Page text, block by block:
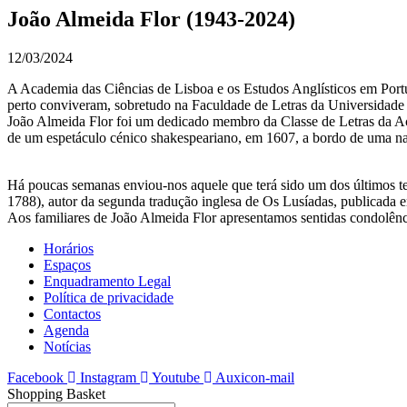
João Almeida Flor (1943-2024)
12/03/2024
A Academia das Ciências de Lisboa e os Estudos Anglísticos em
perto conviveram, sobretudo na Faculdade de Letras da
João Almeida Flor foi um dedicado membro da Classe de Letras da
de um espetáculo cénico shakespeariano, em 1607, a bordo de
Há poucas semanas enviou-nos aquele que terá sido um dos
1788), autor da segunda tradução inglesa de Os Lusíadas,
Aos familiares de João Almeida Flor apresentamos sentidas
Horários
Espaços
Enquadramento Legal
Política de privacidade
Contactos
Agenda
Notícias
Facebook
Instagram Youtube
Auxicon-mail
Shopping Basket